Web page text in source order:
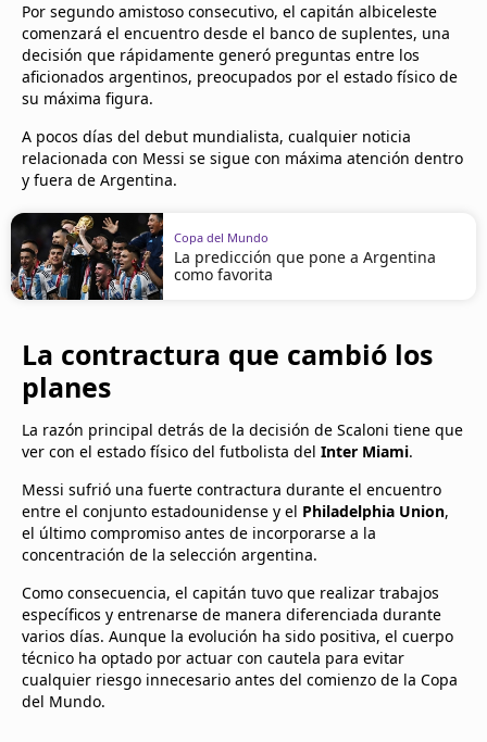
Por segundo amistoso consecutivo, el capitán albiceleste
comenzará el encuentro desde el banco de suplentes, una
decisión que rápidamente generó preguntas entre los
aficionados argentinos, preocupados por el estado físico de
su máxima figura.
A pocos días del debut mundialista, cualquier noticia
relacionada con Messi se sigue con máxima atención dentro
y fuera de Argentina.
Copa del Mundo
La predicción que pone a Argentina
como favorita
La contractura que cambió los
planes
La razón principal detrás de la decisión de Scaloni tiene que
ver con el estado físico del futbolista del Inter Miami.
Messi sufrió una fuerte contractura durante el encuentro
entre el conjunto estadounidense y el Philadelphia Union,
el último compromiso antes de incorporarse a la
concentración de la selección argentina.
Como consecuencia, el capitán tuvo que realizar trabajos
específicos y entrenarse de manera diferenciada durante
varios días. Aunque la evolución ha sido positiva, el cuerpo
técnico ha optado por actuar con cautela para evitar
cualquier riesgo innecesario antes del comienzo de la Copa
del Mundo.